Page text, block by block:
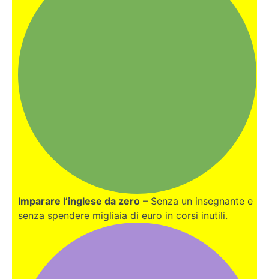
Imparare l’inglese da zero – Senza un insegnante e
senza spendere migliaia di euro in corsi inutili.